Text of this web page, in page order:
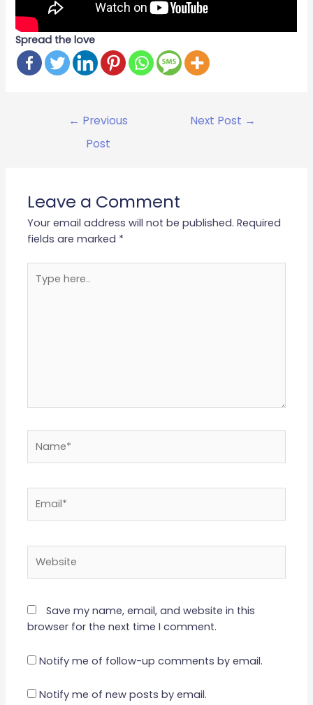
Spread the love
← Previous
Post
Next Post →
Leave a Comment
Your email address will not be published. Required
fields are marked *
here..
Save my name, email, and website in this
browser for the next time I comment.
Notify me of follow-up comments by email.
Notify me of new posts by email.